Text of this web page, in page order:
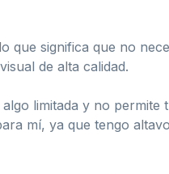
que significa que no
de alta calidad.
limitada y no permite
mí, ya que tengo